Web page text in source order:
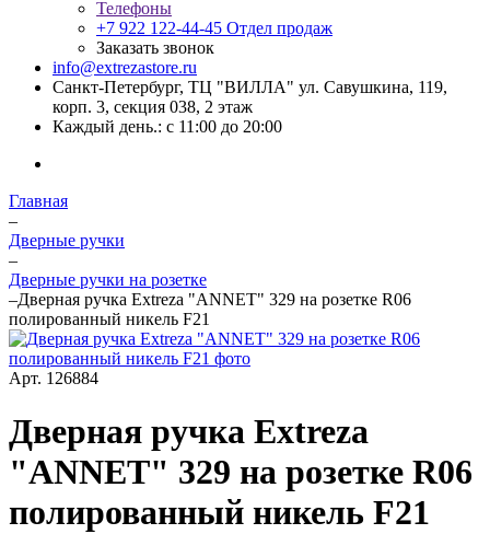
Телефоны
+7 922 122-44-45 Отдел продаж
Заказать звонок
info@extrezastore.ru
Санкт-Петербург, ТЦ "ВИЛЛА" ул. Савушкина, 119,
корп. 3, секция 038, 2 этаж
Каждый день.: с 11:00 до 20:00
Главная
–
Дверные ручки
–
Дверные ручки на розетке
–Дверная ручка Extreza "ANNET" 329 на розетке R06
полированный никель F21
Арт. 126884
Дверная ручка Extreza
"ANNET" 329 на розетке R06
полированный никель F21